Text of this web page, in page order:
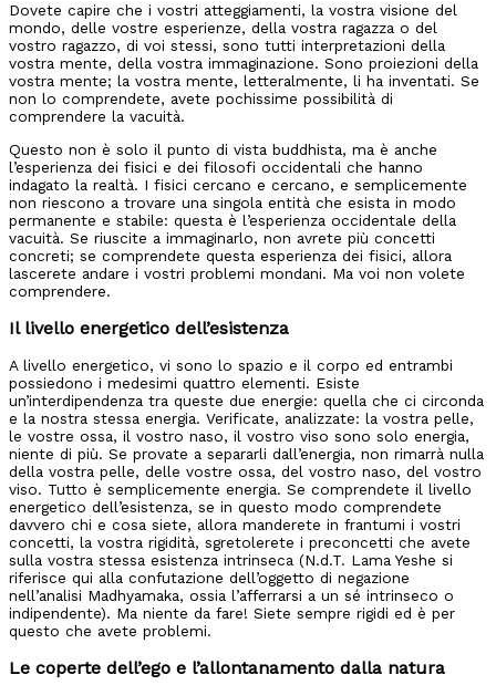
Dovete capire che i vostri atteggiamenti, la vostra visione del
mondo, delle vostre esperienze, della vostra ragazza o del
vostro ragazzo, di voi stessi, sono tutti interpretazioni della
vostra mente, della vostra immaginazione. Sono proiezioni della
vostra mente; la vostra mente, letteralmente, li ha inventati. Se
non lo comprendete, avete pochissime possibilità di
comprendere la vacuità.
Questo non è solo il punto di vista buddhista, ma è anche
l’esperienza dei fisici e dei filosofi occidentali che hanno
indagato la realtà. I fisici cercano e cercano, e semplicemente
non riescono a trovare una singola entità che esista in modo
permanente e stabile: questa è l’esperienza occidentale della
vacuità. Se riuscite a immaginarlo, non avrete più concetti
concreti; se comprendete questa esperienza dei fisici, allora
lascerete andare i vostri problemi mondani. Ma voi non volete
comprendere.
Il livello energetico dell’esistenza
A livello energetico, vi sono lo spazio e il corpo ed entrambi
possiedono i medesimi quattro elementi. Esiste
un’interdipendenza tra queste due energie: quella che ci circonda
e la nostra stessa energia. Verificate, analizzate: la vostra pelle,
le vostre ossa, il vostro naso, il vostro viso sono solo energia,
niente di più. Se provate a separarli dall’energia, non rimarrà nulla
della vostra pelle, delle vostre ossa, del vostro naso, del vostro
viso. Tutto è semplicemente energia. Se comprendete il livello
energetico dell’esistenza, se in questo modo comprendete
davvero chi e cosa siete, allora manderete in frantumi i vostri
concetti, la vostra rigidità, sgretolerete i preconcetti che avete
sulla vostra stessa esistenza intrinseca (N.d.T. Lama Yeshe si
riferisce qui alla confutazione dell’oggetto di negazione
nell’analisi Madhyamaka, ossia l’afferrarsi a un sé intrinseco o
indipendente). Ma niente da fare! Siete sempre rigidi ed è per
questo che avete problemi.
Le coperte dell’ego e l’allontanamento dalla natura